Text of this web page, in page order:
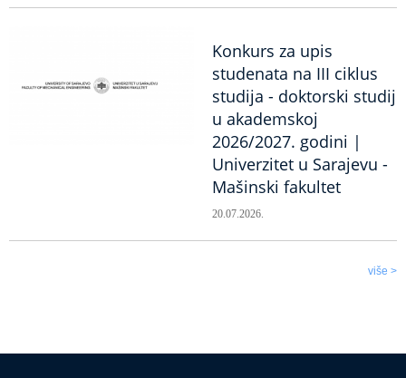
Konkurs za upis
studenata na III ciklus
studija - doktorski studij
u akademskoj
2026/2027. godini |
Univerzitet u Sarajevu -
Mašinski fakultet
20.07.2026.
više >